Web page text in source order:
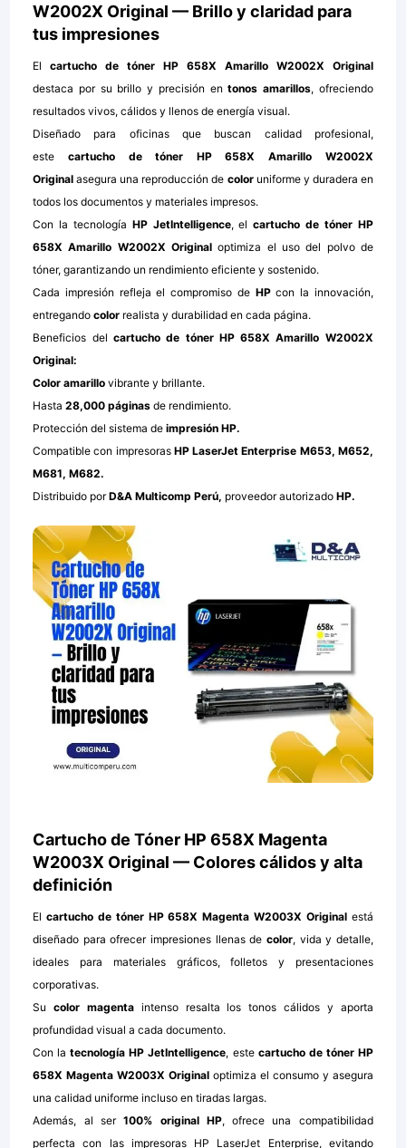
W2002X Original — Brillo y claridad para
tus impresiones
Elcartucho de tóner HP 658X Amarillo W2002X Original
destaca por su brillo y precisión en tonos amarillos, ofreciendo
resultados vivos, cálidos y llenos de energía visual.
Diseñado para oficinas que buscan calidad profesional,
este cartucho de tóner HP 658X Amarillo W2002X
Original asegura una reproducción de coloruniforme y duradera en
todos los documentos y materiales impresos.
Con la tecnología HP JetIntelligence, elcartucho de tóner HP
658X Amarillo W2002X Original optimiza el uso del polvo de
tóner, garantizando un rendimiento eficiente y sostenido.
Cada impresión refleja el compromiso de HPcon la innovación,
entregando color realista y durabilidad en cada página.
Beneficios del cartucho de tóner HP 658X Amarillo W2002X
Original:
Color amarillovibrante y brillante.
Hasta28,000 páginas de rendimiento.
Protección del sistema de impresión HP.
Compatible con impresoras HP LaserJet Enterprise M653, M652,
M681, M682.
Distribuido porD&A Multicomp Perú, proveedor autorizadoHP.
Cartucho de Tóner HP 658X Magenta
W2003X Original — Colores cálidos y alta
definición
Elcartucho de tóner HP 658X Magenta W2003X Originalestá
diseñado para ofrecer impresiones llenas de color, vida y detalle,
ideales para materiales gráficos, folletos y presentaciones
corporativas.
Sucolor magentaintenso resalta los tonos cálidos y aporta
profundidad visual a cada documento.
Con la tecnología HP JetIntelligence, este cartucho de tóner HP
658X Magenta W2003X Original optimiza el consumo y asegura
una calidad uniforme incluso en tiradas largas.
Además, al ser100% original HP, ofrece una compatibilidad
perfecta con las impresoras HP LaserJet Enterprise, evitando